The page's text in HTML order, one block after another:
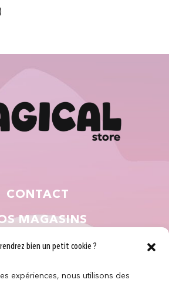
bien un petit cookie ?
expériences, nous utilisons des
CONTACT
MAGASINS
NOUS ?
REJOINDRE